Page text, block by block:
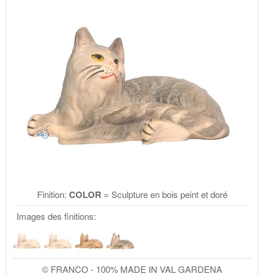
Finition: COLOR = Sculpture en bois peint et doré
Images des finitions:
© FRANCO - 100% MADE IN VAL GARDENA